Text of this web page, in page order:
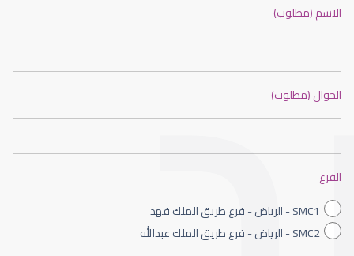
ضعف نظر الاطفال
الاسم (مطلوب)
الجوال (مطلوب)
الفرع
SMC1 - الرياض - فرع طريق الملك فهد
SMC2 - الرياض - فرع طريق الملك عبدالله